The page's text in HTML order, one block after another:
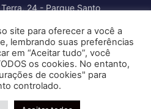
24 - Parque Santo
Assessoria e Consultoria no
Janeiro
site para oferecer a você a
lembrando suas preferências
em “Aceitar tudo”, você
os cookies. No entanto,
de cookies" para
controlado.
Precisa de ajuda?